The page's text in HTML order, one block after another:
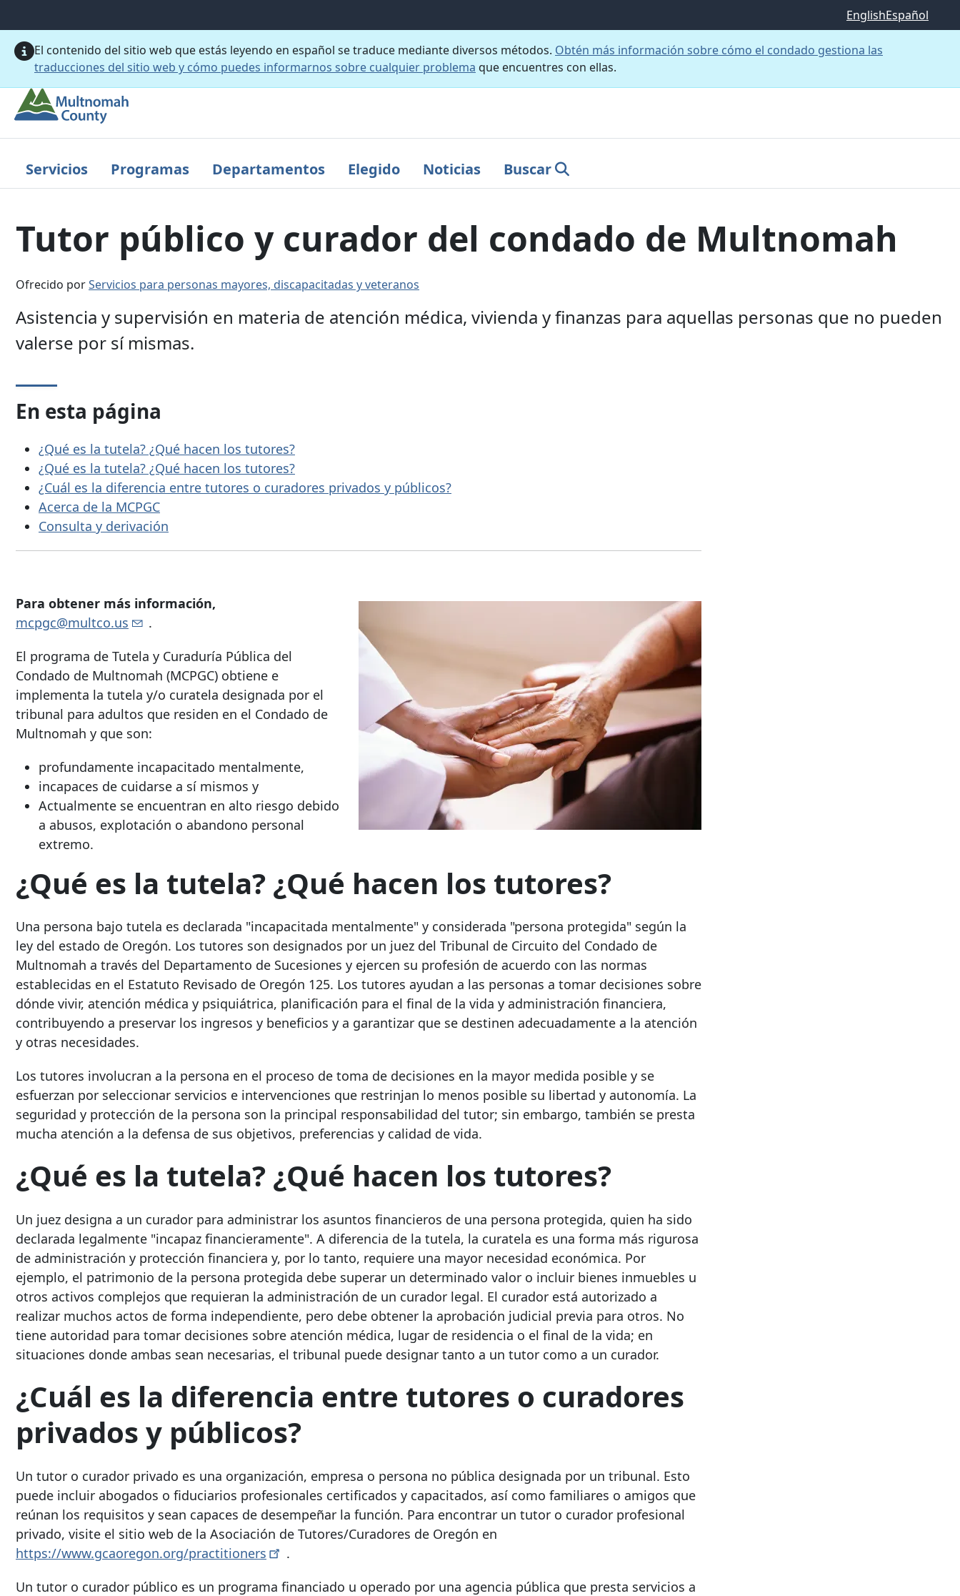
EnglishEspañol
El contenido del sitio web que estás leyendo en español se traduce mediante diversos métodos. Obtén más información sobre cómo el condado gestiona las
traducciones del sitio web y cómo puedes informarnos sobre cualquier problema que encuentres con ellas.
Servicios Programas Departamentos Elegido Noticias Buscar
Tutor público y curador del condado de Multnomah
Ofrecido porServicios para personas mayores, discapacitadas y veteranos
Asistencia y supervisión en materia de atención médica, vivienda y finanzas para aquellas personas que no pueden
valerse por sí mismas.
En esta página
¿Qué es la tutela? ¿Qué hacen los tutores?
¿Qué es la tutela? ¿Qué hacen los tutores?
¿Cuál es la diferencia entre tutores o curadores privados y públicos?
Acerca de la MCPGC
Consulta y derivación
Para obtener más información,
mcpgc@multco.us
.
El programa de Tutela y Curaduría Pública del
Condado de Multnomah (MCPGC) obtiene e
implementa la tutela y/o curatela designada por el
tribunal para adultos que residen en el Condado de
Multnomah y que son:
profundamente incapacitado mentalmente,
incapaces de cuidarse a sí mismos y
Actualmente se encuentran en alto riesgo debido
a abusos, explotación o abandono personal
extremo.
¿Qué es la tutela? ¿Qué hacen los tutores?
Una persona bajo tutela es declarada "incapacitada mentalmente" y considerada "persona protegida" según la
ley del estado de Oregón. Los tutores son designados por un juez del Tribunal de Circuito del Condado de
Multnomah a través del Departamento de Sucesiones y ejercen su profesión de acuerdo con las normas
establecidas en el Estatuto Revisado de Oregón 125. Los tutores ayudan a las personas a tomar decisiones sobre
dónde vivir, atención médica y psiquiátrica, planificación para el final de la vida y administración financiera,
contribuyendo a preservar los ingresos y beneficios y a garantizar que se destinen adecuadamente a la atención
y otras necesidades.
Los tutores involucran a la persona en el proceso de toma de decisiones en la mayor medida posible y se
esfuerzan por seleccionar servicios e intervenciones que restrinjan lo menos posible su libertad y autonomía. La
seguridad y protección de la persona son la principal responsabilidad del tutor; sin embargo, también se presta
mucha atención a la defensa de sus objetivos, preferencias y calidad de vida.
¿Qué es la tutela? ¿Qué hacen los tutores?
Un juez designa a un curador para administrar los asuntos financieros de una persona protegida, quien ha sido
declarada legalmente "incapaz financieramente". A diferencia de la tutela, la curatela es una forma más rigurosa
de administración y protección financiera y, por lo tanto, requiere una mayor necesidad económica. Por
ejemplo, el patrimonio de la persona protegida debe superar un determinado valor o incluir bienes inmuebles u
otros activos complejos que requieran la administración de un curador legal. El curador está autorizado a
realizar muchos actos de forma independiente, pero debe obtener la aprobación judicial previa para otros. No
tiene autoridad para tomar decisiones sobre atención médica, lugar de residencia o el final de la vida; en
situaciones donde ambas sean necesarias, el tribunal puede designar tanto a un tutor como a un curador.
¿Cuál es la diferencia entre tutores o curadores
privados y públicos?
Un tutor o curador privado es una organización, empresa o persona no pública designada por un tribunal. Esto
puede incluir abogados o fiduciarios profesionales certificados y capacitados, así como familiares o amigos que
reúnan los requisitos y sean capaces de desempeñar la función. Para encontrar un tutor o curador profesional
privado, visite el sitio web de la Asociación de Tutores/Curadores de Oregón en
https://www.gcaoregon.org/practitioners
.
Un tutor o curador público es un programa financiado u operado por una agencia pública que presta servicios a